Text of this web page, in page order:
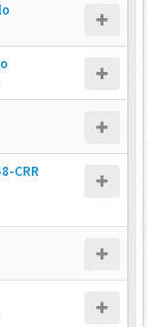
CRR